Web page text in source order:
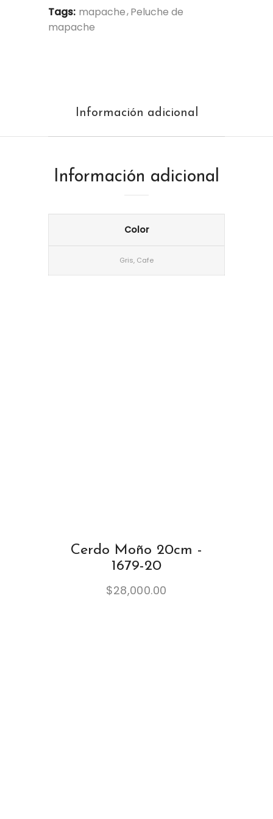
Tags: mapache Peluche de
mapache
Información adicional
Información adicional
Color
Gris, Cafe
Cerdo Moño 20cm -
1679-20
$28,000.00